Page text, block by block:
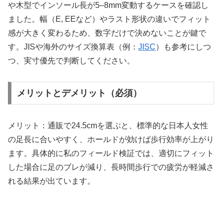
や木型でインソール長が5–8mm変動するケースを確認し
ました。幅（E, EEなど）やラスト形状の違いでフィット
感が大きく変わるため、数字だけで決めないことが鍵で
す。JISや海外のサイズ換算表（例： JISC）も参考にしつ
つ、実寸優先で判断してください。
メリットとデメリット（必須）
メリット：通販で24.5cmを選ぶと、標準的な日本人女性
の足長に合いやすく、ホールドが効けば歩行効率が上がり
ます。具体的に私のフィールド検証では、適切にフィット
した場合に足のブレが減り、長時間歩行での疲労が軽減さ
れる結果が出ています。